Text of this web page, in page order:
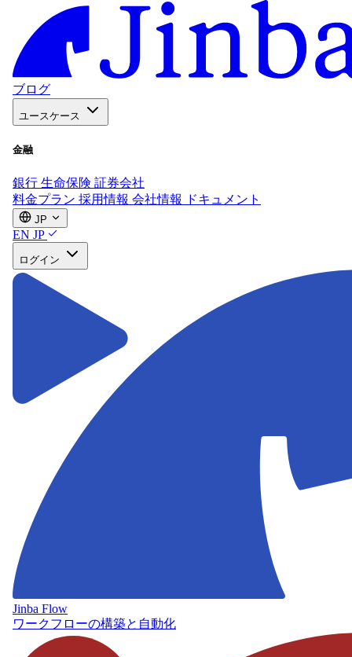
ブログ
ユースケース
金融
銀行 生命保険 証券会社
料金プラン 採用情報 会社情報 ドキュメント
JP
EN JP
ログイン
Jinba Flow
ワークフローの構築と自動化